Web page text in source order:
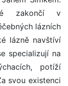
zakončí v
lázních
lázně navštíví
specializují na
potíží
svou existenci